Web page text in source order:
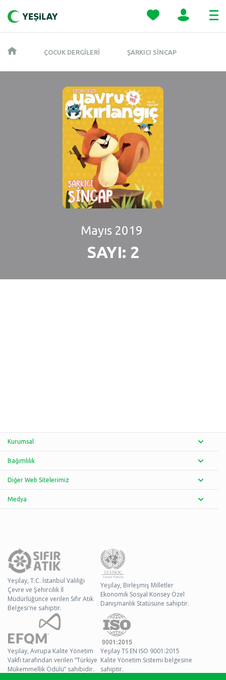
ÇOCUK DERGILERI ŞARKICI SINCAP
Mayıs 2019
SAYI: 2
Kurumsal
Bağımlılık
Diğer Web Sitelerimiz
Medya
Yeşilay, T.C. İstanbul Valiliği
Çevre ve Şehircilik İl
Müdürlüğünce verilen Sıfır Atık
Belgesi'ne sahiptir.
Yeşilay, Birleşmiş Milletler
Ekonomik Sosyal Konsey Özel
Danışmanlık Statüsüne sahiptir.
Yeşilay, Avrupa Kalite Yönetim
Vakfı tarafından verilen “Türkiye
Mükemmellik Ödülü” sahibidir.
Yeşilay TS EN ISO 9001:2015
Kalite Yönetim Sistemi belgesine
sahiptir.